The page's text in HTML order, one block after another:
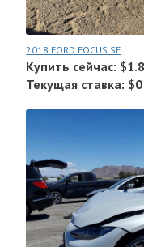
2018 FORD FOCUS SE
Купить сейчас:
Текущая ставка: $0